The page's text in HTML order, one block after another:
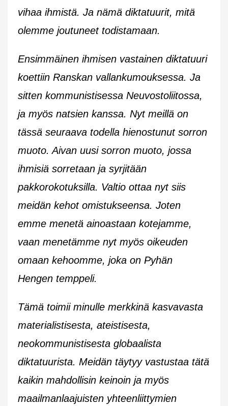
vihaa ihmistä. Ja nämä diktatuurit, mitä
olemme joutuneet todistamaan.
Ensimmäinen ihmisen vastainen diktatuuri
koettiin Ranskan vallankumouksessa. Ja
sitten kommunistisessa Neuvostoliitossa,
ja myös natsien kanssa. Nyt meillä on
tässä seuraava todella hienostunut sorron
muoto. Aivan uusi sorron muoto, jossa
ihmisiä sorretaan ja syrjitään
pakkorokotuksilla. Valtio ottaa nyt siis
meidän kehot omistukseensa. Joten
emme menetä ainoastaan kotejamme,
vaan menetämme nyt myös oikeuden
omaan kehoomme, joka on Pyhän
Hengen temppeli.
Tämä toimii minulle merkkinä kasvavasta
materialistisesta, ateistisesta,
neokommunistisesta globaalista
diktatuurista. Meidän täytyy vastustaa tätä
kaikin mahdollisin keinoin ja myös
maailmanlaajuisten yhteenliittymien